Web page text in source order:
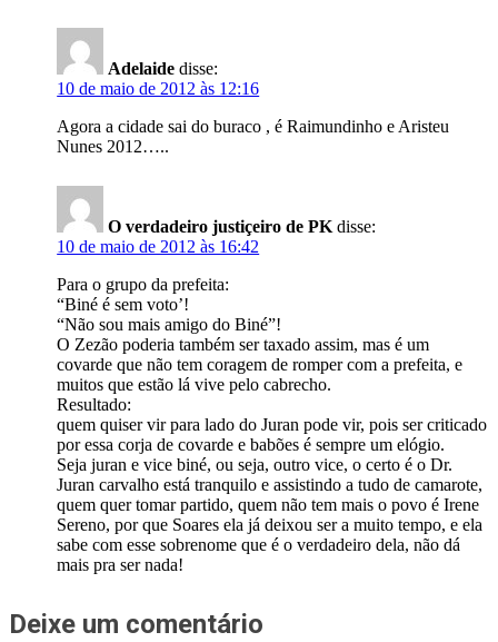
Adelaide disse:
10 de maio de 2012 às 12:16
Agora a cidade sai do buraco , é Raimundinho e Aristeu
Nunes 2012…..
O verdadeiro justiçeiro de PK disse:
10 de maio de 2012 às 16:42
Para o grupo da prefeita:
“Biné é sem voto’!
“Não sou mais amigo do Biné”!
O Zezão poderia também ser taxado assim, mas é um
covarde que não tem coragem de romper com a prefeita, e
muitos que estão lá vive pelo cabrecho.
Resultado:
quem quiser vir para lado do Juran pode vir, pois ser criticado
por essa corja de covarde e babões é sempre um elógio.
Seja juran e vice biné, ou seja, outro vice, o certo é o Dr.
Juran carvalho está tranquilo e assistindo a tudo de camarote,
quem quer tomar partido, quem não tem mais o povo é Irene
Sereno, por que Soares ela já deixou ser a muito tempo, e ela
sabe com esse sobrenome que é o verdadeiro dela, não dá
mais pra ser nada!
Deixe um comentário